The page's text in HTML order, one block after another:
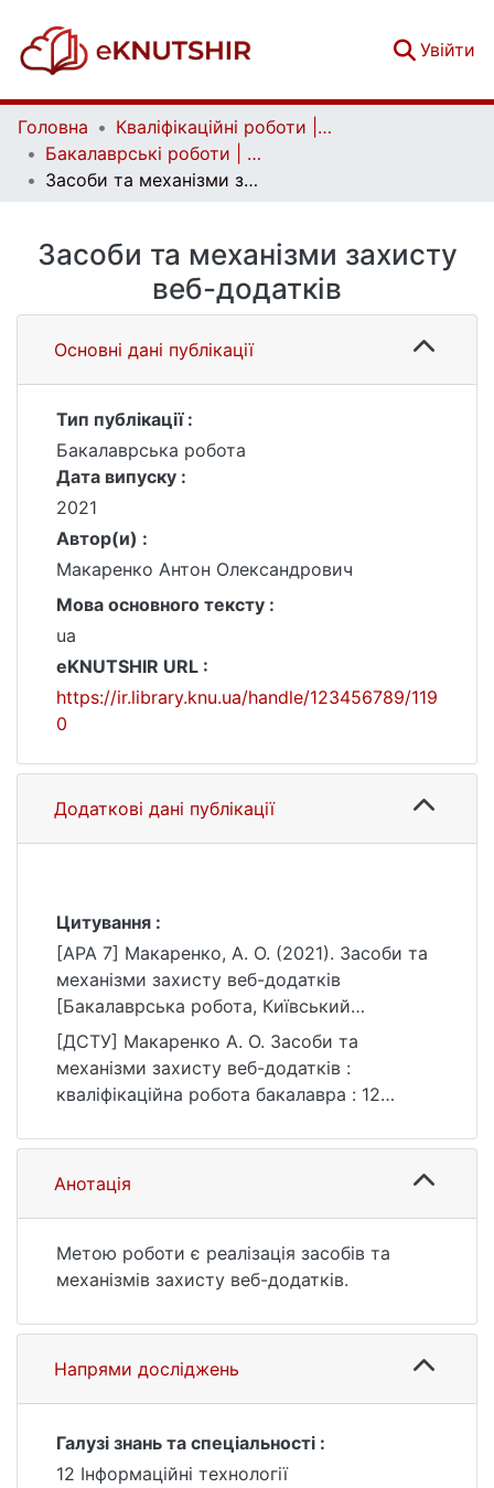
Увійти
Головна
Кваліфікаційні роботи | Qualifying works
Бакалаврські роботи | Bachelor theses
Засоби та механізми захисту веб-додатків
Засоби та механізми захисту
веб-додатків
Основні дані публікації
Тип публікації :
Бакалаврська робота
Дата випуску :
2021
Автор(и) :
Макаренко Антон Олександрович
Мова основного тексту :
ua
eKNUTSHIR URL :
https://ir.library.knu.ua/handle/123456789/119
0
Додаткові дані публікації
Цитування :
[APA 7] Макаренко, А. О. (2021). Засоби та
механізми захисту веб-додатків
[Бакалаврська робота, Київський
національний університет імені Тараса
Шевченка]. eKNUTSHIR.
https://ir.library.knu.ua/handle/123456789/119
[ДСТУ] Макаренко А. О. Засоби та
механізми захисту веб-додатків :
кваліфікаційна робота бакалавра : 12
URL:
https://ir.library.knu.ua/handle/123456789/119
0 (дата звернення: 25.07.2026).
Анотація
Метою роботи є реалізація засобів та
механізмів захисту веб-додатків.
Напрями досліджень
Галузі знань та спеціальності :
12 Інформаційні технології